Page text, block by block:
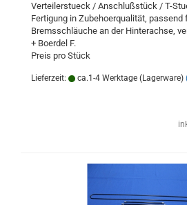
Verteilerstueck / Anschlußstück / T-
Fertigung in Zubehoerqualität,
Bremsschläuche an der Hinterachse,
+ Boerdel F.
Preis pro Stück
Lieferzeit: ca.1-4 Werktage (Lagerware)